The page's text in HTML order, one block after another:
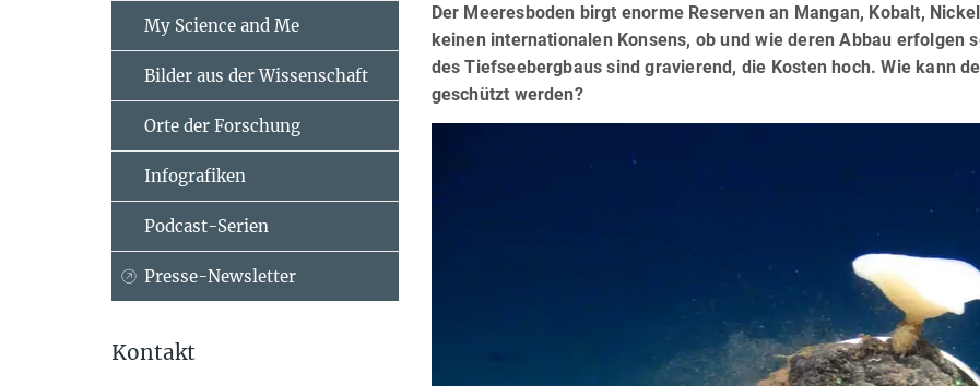
Der Meeresboden birgt enorme Reserven an Mangan, Kobalt,
keinen internationalen Konsens, ob und wie deren Abbau erfolgen
des Tiefseebergbaus sind gravierend, die Kosten hoch. Wie kann
geschützt werden?
My Science and Me
Bilder aus der Wissenschaft
Orte der Forschung
Infografiken
Podcast-Serien
Presse-Newsletter
Kontakt